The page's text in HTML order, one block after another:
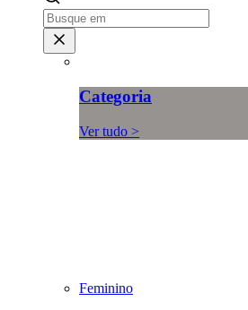
Categoria
Ver tudo >
Feminino